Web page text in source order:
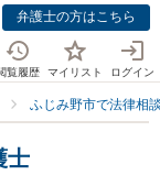
弁護士の方はこちら
覧履歴 マイリスト ログイン
ふじみ野市で法律相
士